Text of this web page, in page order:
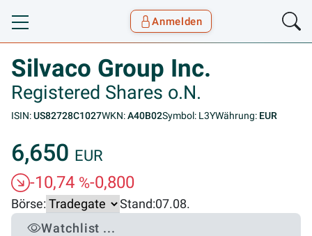
Toggle navigation
Anmelden
Silvaco Group Inc.
Registered Shares o.N.
ISIN:US82728C1027WKN:A40B02Symbol: L3YWährung: EUR
6,650 EUR
-10,74 %-0,800
Börse: Stand:07.08.
Watchlist ...